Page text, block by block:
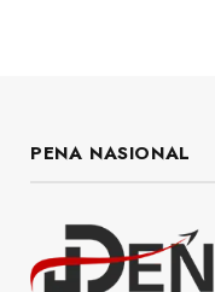
PENA NASIONAL